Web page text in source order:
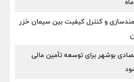
و کنترل کیفیت بین سیمان خزر
بوشهر برای توسعه تأمین مالی